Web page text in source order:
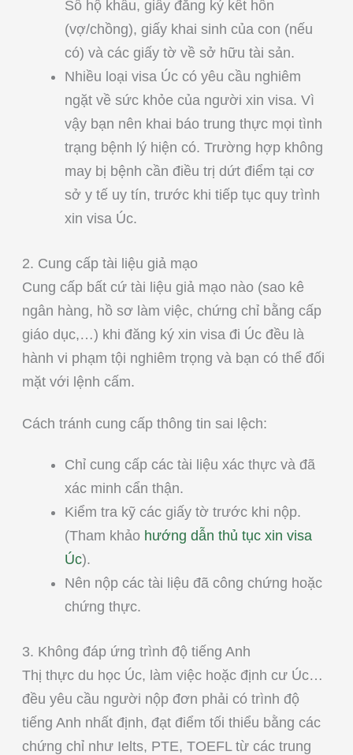
Sổ hộ khẩu, giấy đăng ký kết hôn
(vợ/chồng), giấy khai sinh của con (nếu
có) và các giấy tờ về sở hữu tài sản.
Nhiều loại visa Úc có yêu cầu nghiêm
ngặt về sức khỏe của người xin visa. Vì
vậy bạn nên khai báo trung thực mọi tình
trạng bệnh lý hiện có. Trường hợp không
may bị bệnh cần điều trị dứt điểm tại cơ
sở y tế uy tín, trước khi tiếp tục quy trình
xin visa Úc.
2. Cung cấp tài liệu giả mạo
Cung cấp bất cứ tài liệu giả mạo nào (sao kê
ngân hàng, hồ sơ làm việc, chứng chỉ bằng cấp
giáo dục,…) khi đăng ký xin visa đi Úc đều là
hành vi phạm tội nghiêm trọng và bạn có thể đối
mặt với lệnh cấm.
Cách tránh cung cấp thông tin sai lệch:
Chỉ cung cấp các tài liệu xác thực và đã
xác minh cẩn thận.
Kiểm tra kỹ các giấy tờ trước khi nộp.
(Tham khảo hướng dẫn thủ tục xin visa
Úc).
Nên nộp các tài liệu đã công chứng hoặc
chứng thực.
3. Không đáp ứng trình độ tiếng Anh
Thị thực du học Úc, làm việc hoặc định cư Úc…
đều yêu cầu người nộp đơn phải có trình độ
tiếng Anh nhất định, đạt điểm tối thiểu bằng các
chứng chỉ như Ielts, PTE, TOEFL từ các trung